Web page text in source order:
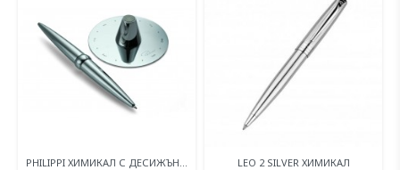
PHILIPPI ХИМИКАЛ С ДЕСИЖЪН... LEO 2 SILVER ХИМИКАЛ